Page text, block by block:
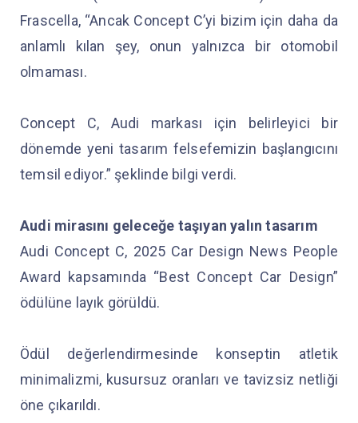
Frascella, “Ancak Concept C’yi bizim için daha da
anlamlı kılan şey, onun yalnızca bir otomobil
olmaması.
Concept C, Audi markası için belirleyici bir
dönemde yeni tasarım felsefemizin başlangıcını
temsil ediyor.” şeklinde bilgi verdi.
Audi mirasını geleceğe taşıyan yalın tasarım
Audi Concept C, 2025 Car Design News People
Award kapsamında “Best Concept Car Design”
ödülüne layık görüldü.
Ödül değerlendirmesinde konseptin atletik
minimalizmi, kusursuz oranları ve tavizsiz netliği
öne çıkarıldı.